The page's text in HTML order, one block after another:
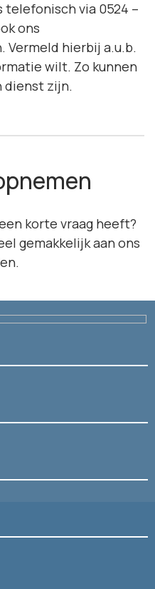
telefonisch via 0524 –
ons
Vermeld hierbij a.u.b.
wilt. Zo kunnen
dienst zijn.
korte vraag heeft?
gemakkelijk aan ons